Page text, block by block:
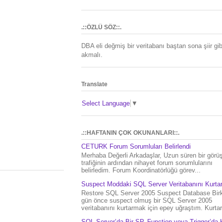
.::ÖZLÜ SÖZ::.
DBA eli değmiş bir veritabanı baştan sona şiir
akmalı.
Translate
Select Language ▼
.::HAFTANIN ÇOK OKUNANLARI::.
CETURK Forum Sorumluları Belirlendi
Merhaba Değerli Arkadaşlar, Uzun süren bir
trafiğinin ardından nihayet forum sorumlularını
belirledim. Forum Koordinatörlüğü görev...
Suspect Moddaki SQL Server Veritabanını
Restore SQL Server 2005 Suspect Database
gün önce suspect olmuş bir SQL Server 2005
veritabanını kurtarmak için epey uğraştım.